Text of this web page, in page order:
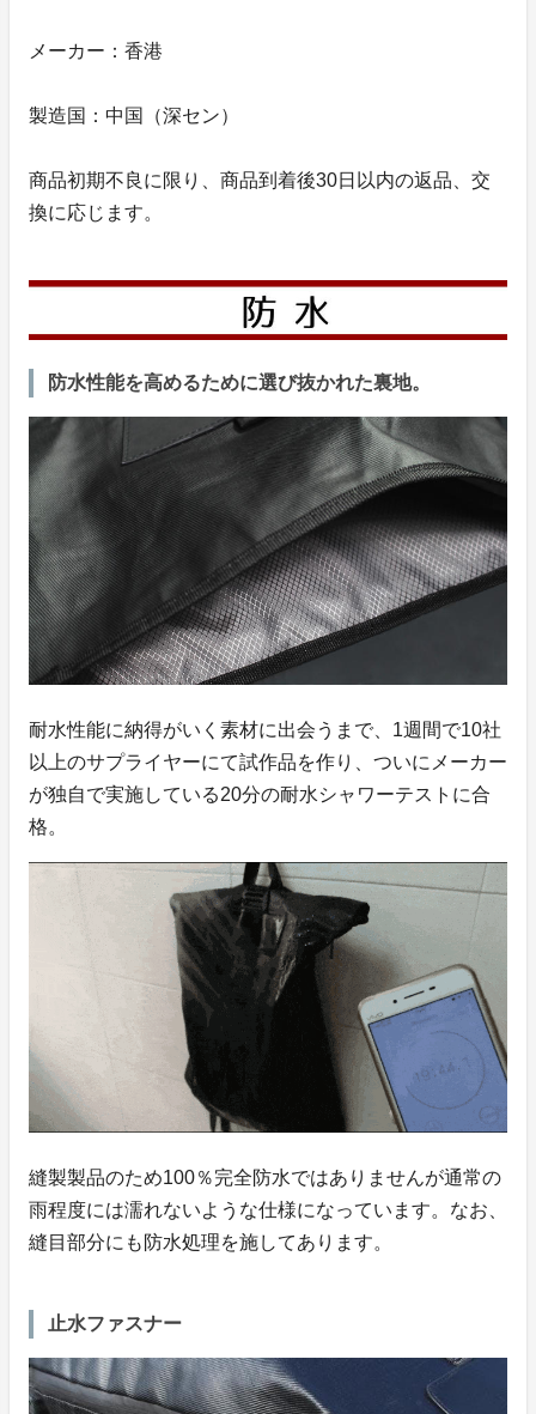
メーカー：香港
製造国：中国（深セン）
商品初期不良に限り、商品到着後30日以内の返品、交
換に応じます。
防水性能を高めるために選び抜かれた裏地。
耐水性能に納得がいく素材に出会うまで、1週間で10社
以上のサプライヤーにて試作品を作り、ついにメーカー
が独自で実施している20分の耐水シャワーテストに合
格。
縫製製品のため100％完全防水ではありませんが通常の
雨程度には濡れないような仕様になっています。なお、
縫目部分にも防水処理を施してあります。
止水ファスナー